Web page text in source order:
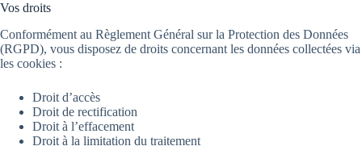
Vos droits
Conformément au Règlement Général sur la Protection des Données
(RGPD), vous disposez de droits concernant les données collectées via
les cookies :
Droit d’accès
Droit de rectification
Droit à l’effacement
Droit à la limitation du traitement